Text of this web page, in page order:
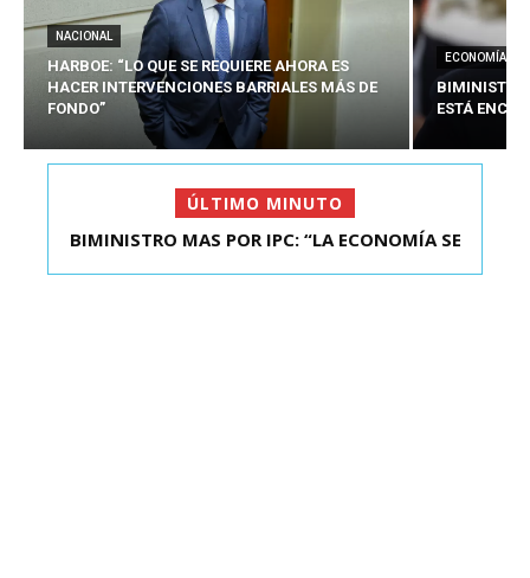
NACIONAL
HARBOE: “LO QUE SE REQUIERE AHORA ES
HACER INTERVENCIONES BARRIALES MÁS DE
FONDO”
ECONOMÍA
BIMINISTRO
ESTÁ
ÚLTIMO MINUTO
KAST SE REUNIÓ CON EL PRESIDENTE ELECTO DE
BIMINISTRO MAS POR IPC: “LA ECONOMÍA SE